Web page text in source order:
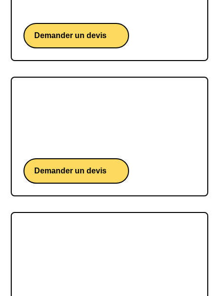
Demander un devis
Demander un devis